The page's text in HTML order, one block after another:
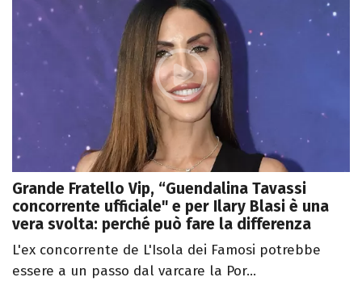
Grande Fratello Vip, “Guendalina Tavassi
concorrente ufficiale" e per Ilary Blasi è una
vera svolta: perché può fare la differenza
L'ex concorrente de L'Isola dei Famosi potrebbe
essere a un passo dal varcare la Por...